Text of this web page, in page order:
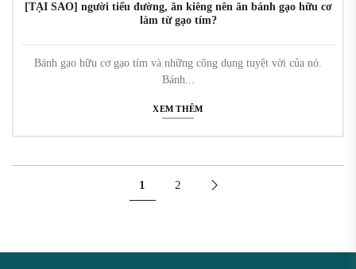
[TẠI SAO] người tiểu đường, ăn kiêng nên ăn bánh gạo hữu cơ
làm từ gạo tím?
Bánh gạo hữu cơ gạo tím và những công dụng tuyệt vời của nó.
Bánh...
XEM THÊM
1 2